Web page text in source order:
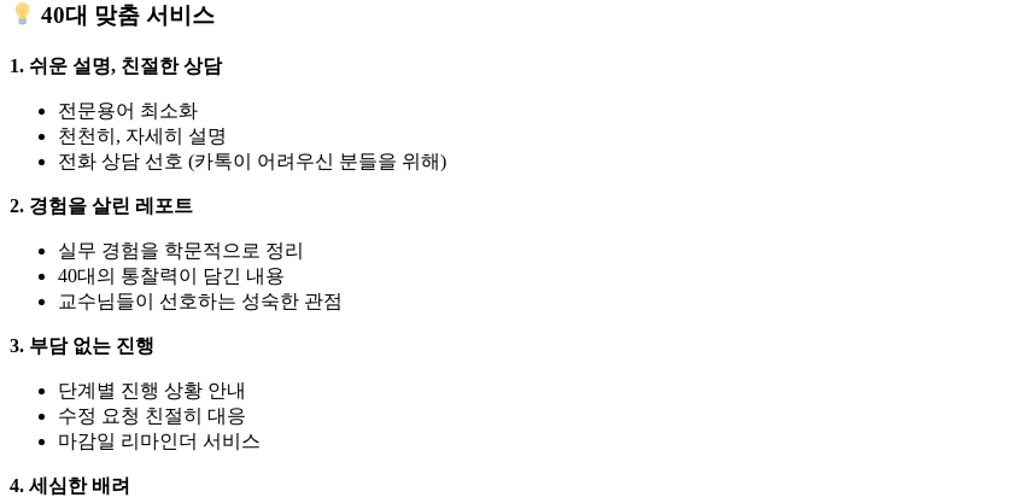
40대 맞춤 서비스
1. 쉬운 설명, 친절한 상담
전문용어 최소화
천천히, 자세히 설명
전화 상담 선호 (카톡이 어려우신 분들을 위해)
2. 경험을 살린 레포트
실무 경험을 학문적으로 정리
40대의 통찰력이 담긴 내용
교수님들이 선호하는 성숙한 관점
3. 부담 없는 진행
단계별 진행 상황 안내
수정 요청 친절히 대응
마감일 리마인더 서비스
4. 세심한 배려